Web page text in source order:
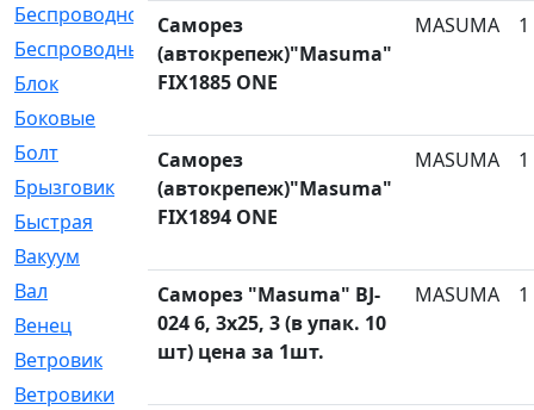
Беспроводное
[2]
Беспроводные
[1]
Блок
[81]
Боковые
Болт
[247]
Брызговик
[77]
Быстрая
[2]
Вакуум
Вал
[194]
Венец
[16]
Ветровик
[132]
Ветровики
Саморез
(автокрепеж)"Masuma"
FIX1885 ONE
MASUMA 1
Саморез
(автокрепеж)"Masuma"
FIX1894 ONE
MASUMA 1
Саморез "Masuma" BJ-
024 6, 3x25, 3 (в упак. 10
шт) цена за 1шт.
MASUMA 1